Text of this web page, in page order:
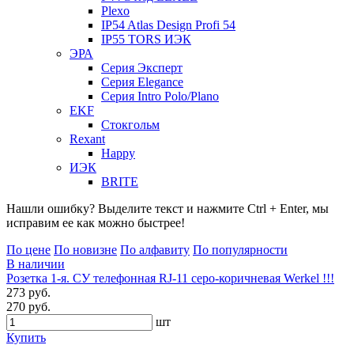
Plexo
IP54 Atlas Design Profi 54
IP55 TORS ИЭК
ЭРА
Серия Эксперт
Серия Elegance
Серия Intro Polo/Plano
EKF
Стокгольм
Rexant
Happy
ИЭК
BRITE
Нашли ошибку? Выделите текст и нажмите Ctrl + Enter, мы
исправим ее как можно быстрее!
По цене По новизне По алфавиту По популярности
В наличии
Розетка 1-я. СУ телефонная RJ-11 серо-коричневая Werkel !!!
273 руб.
270 руб.
шт
Купить